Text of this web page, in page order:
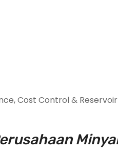
Cost Control &